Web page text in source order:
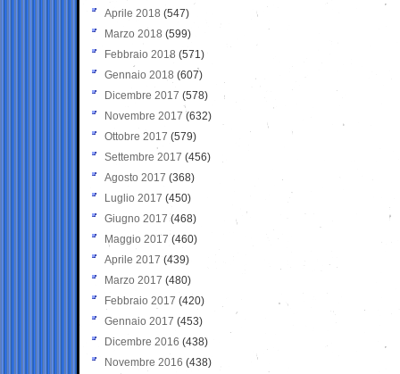
Aprile 2018 (547)
Marzo 2018 (599)
Febbraio 2018 (571)
Gennaio 2018 (607)
Dicembre 2017 (578)
Novembre 2017 (632)
Ottobre 2017 (579)
Settembre 2017 (456)
Agosto 2017 (368)
Luglio 2017 (450)
Giugno 2017 (468)
Maggio 2017 (460)
Aprile 2017 (439)
Marzo 2017 (480)
Febbraio 2017 (420)
Gennaio 2017 (453)
Dicembre 2016 (438)
Novembre 2016 (438)